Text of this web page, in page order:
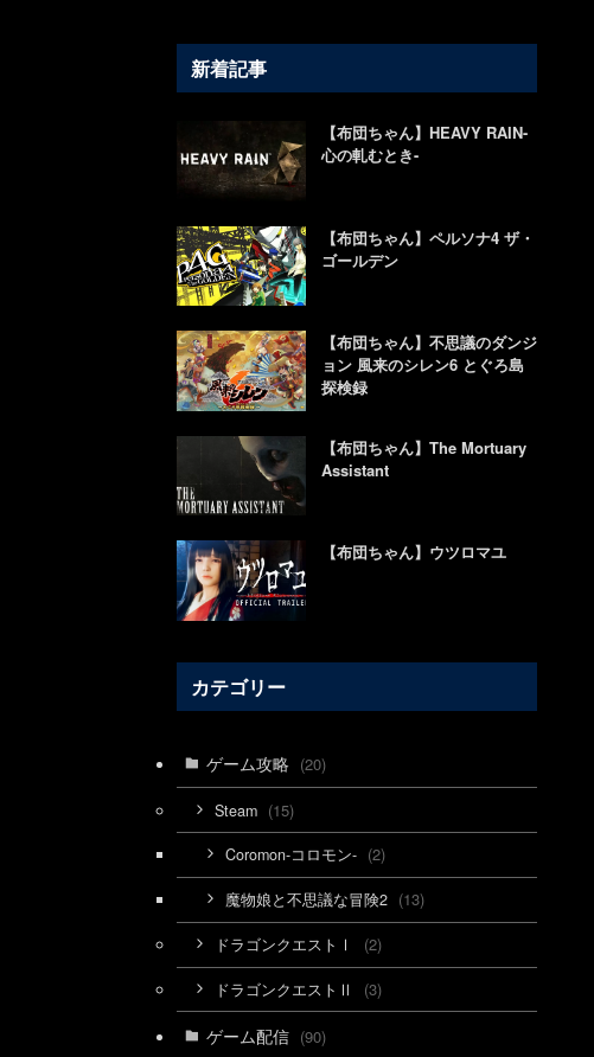
新着記事
【布団ちゃん】HEAVY RAIN-
心の軋むとき-
【布団ちゃん】ペルソナ4 ザ・
ゴールデン
【布団ちゃん】不思議のダンジ
ョン 風来のシレン6 とぐろ島
探検録
【布団ちゃん】The Mortuary
Assistant
【布団ちゃん】ウツロマユ
カテゴリー
ゲーム攻略 (20)
Steam (15)
Coromon-コロモン- (2)
魔物娘と不思議な冒険2 (13)
ドラゴンクエストⅠ (2)
ドラゴンクエストⅡ (3)
ゲーム配信 (90)